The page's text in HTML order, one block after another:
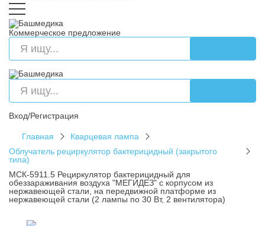
Коммерческое предложение
Вход/Регистрация
Главная
Кварцевая лампа
Облучатель рециркулятор бактерицидный (закрытого
типа)
МСК-5911.5 Рециркулятор бактерицидный для
обеззараживания воздуха "МЕГИДЕЗ" с корпусом из
нержавеющей стали, на передвижной платформе из
нержавеющей стали (2 лампы по 30 Вт, 2 вентилятора)